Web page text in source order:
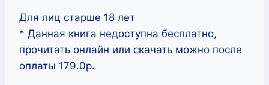
Для лиц старше 18 лет
* Данная книга недоступна бесплатно,
прочитать онлайн или скачать можно после
оплаты 179.0р.